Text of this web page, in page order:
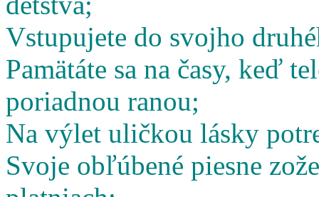
Vstupujete do svojho
Pamätáte sa na časy, keď
poriadnou ranou;
Na výlet uličkou lásky
Svoje obľúbené piesne